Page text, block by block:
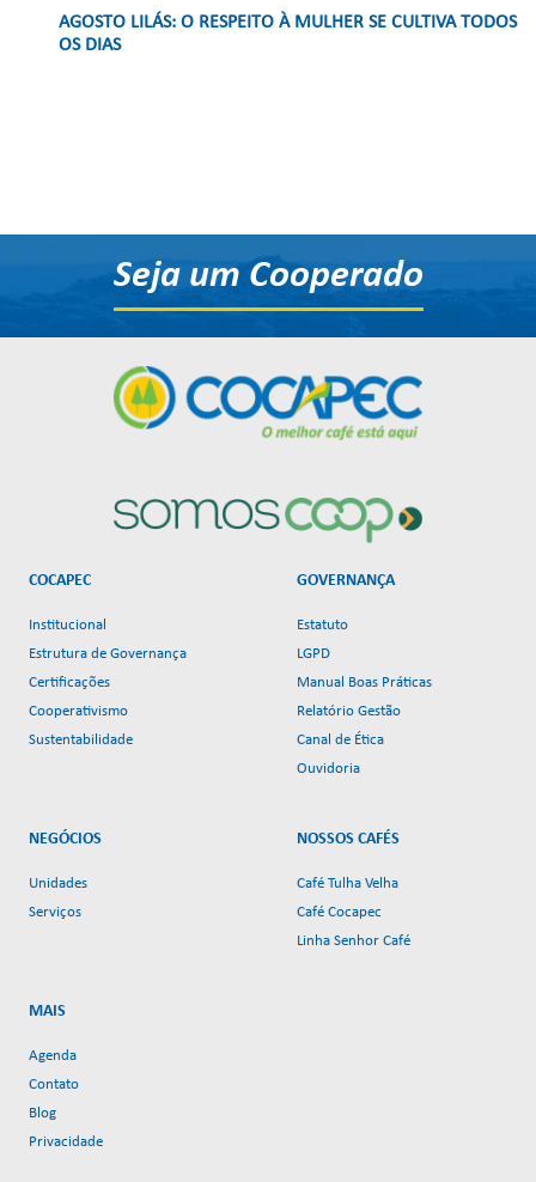
AGOSTO LILÁS: O RESPEITO À MULHER SE CULTIVA TODOS
OS DIAS
Seja um Cooperado
COCAPEC
Institucional
Estrutura de Governança
Certificações
Cooperativismo
Sustentabilidade
GOVERNANÇA
Estatuto
LGPD
Manual Boas Práticas
Relatório Gestão
Canal de Ética
Ouvidoria
NEGÓCIOS
Unidades
Serviços
NOSSOS CAFÉS
Café Tulha Velha
Café Cocapec
Linha Senhor Café
MAIS
Agenda
Contato
Blog
Privacidade